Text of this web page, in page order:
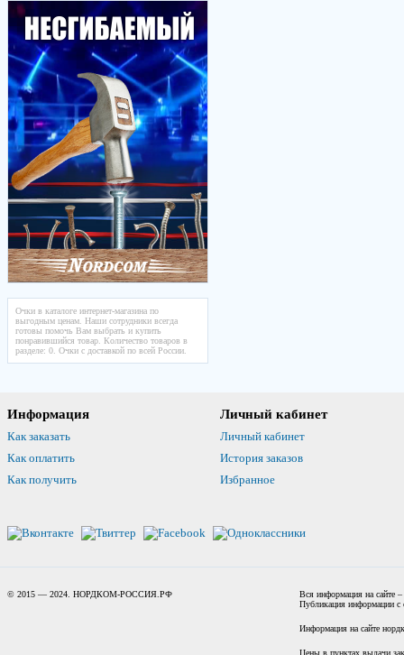
Очки в каталоге интернет-магазина по
выгодным ценам. Наши сотрудники всегда
готовы помочь Вам выбрать и купить
понравившийся товар. Количество товаров в
разделе: 0. Очки с доставкой по всей России.
Информация
Как заказать
Как оплатить
Как получить
Личный кабинет
Личный кабинет
История заказов
Избранное
© 2015 — 2024. НОРДКОМ-РОССИЯ.РФ
Вся информация на сайте –
Публикация информации с
Информация на сайте
Цены в пунктах выдачи